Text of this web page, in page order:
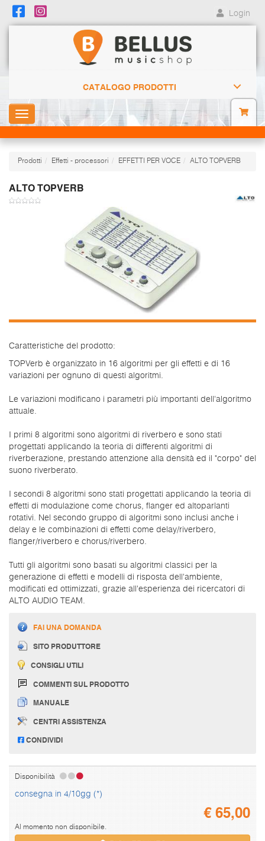
Login
CATALOGO PRODOTTI
Toggle
navigation
Prodotti Effetti - processori EFFETTI PER VOCE ALTO TOPVERB
ALTO TOPVERB
Caratteristiche del prodotto:
TOPVerb è organizzato in 16 algoritmi per gli effetti e di 16
variazioni per ognuno di questi algoritmi.
Le variazioni modificano i parametri più importanti dell'algoritmo
attuale.
I primi 8 algoritmi sono algoritmi di riverbero e sono stati
progettati applicando la teoria di differenti algoritmi di
riverberazione, prestando attenzione alla densità ed il "corpo" del
suono riverberato.
I secondi 8 algoritmi sono stati progettati applicando la teoria di
effetti di modulazione come chorus, flanger ed altoparlanti
rotativi. Nel secondo gruppo di algoritmi sono inclusi anche i
delay e le combinazioni di effetti come delay/riverbero,
flanger/riverbero e chorus/riverbero.
Tutti gli algoritmi sono basati su algoritmi classici per la
generazione di effetti e modelli di risposta dell'ambiente,
modificati ed ottimizzati, grazie all'esperienza dei ricercatori di
ALTO AUDIO TEAM.
FAI UNA DOMANDA
SITO PRODUTTORE
CONSIGLI UTILI
COMMENTI SUL PRODOTTO
MANUALE
CENTRI ASSISTENZA
CONDIVIDI
Disponibilità
consegna in 4/10gg (*)
€65,00
Al momento non disponibile.